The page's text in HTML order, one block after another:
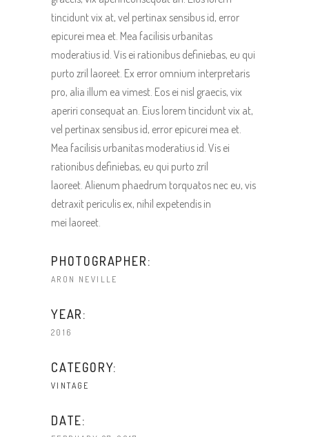
tincidunt vix at, vel pertinax sensibus id, error
epicurei mea et. Mea facilisis urbanitas
moderatius id. Vis ei rationibus definiebas, eu qui
purto zril laoreet. Ex error omnium interpretaris
pro, alia illum ea vimest. Eos ei nisl graecis, vix
aperiri consequat an. Eius lorem tincidunt vix at,
vel pertinax sensibus id, error epicurei mea et.
Mea facilisis urbanitas moderatius id. Vis ei
rationibus definiebas, eu qui purto zril
laoreet. Alienum phaedrum torquatos nec eu, vis
detraxit periculis ex, nihil expetendis in
mei laoreet.
PHOTOGRAPHER:
ARON NEVILLE
YEAR:
2016
CATEGORY:
VINTAGE
DATE: